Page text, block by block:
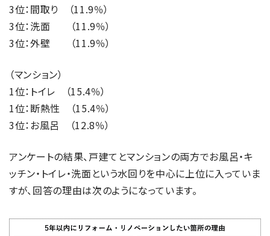
3位：間取り （11.9％）
3位：洗面 （11.9％）
3位：外壁 （11.9％）
（マンション）
1位：トイレ （15.4％）
1位：断熱性 （15.4％）
3位：お風呂 （12.8％）
アンケートの結果、戸建てとマンションの両方でお風呂・キ
ッチン・トイレ・洗面という水回りを中心に上位に入っていま
すが、回答の理由は次のようになっています。